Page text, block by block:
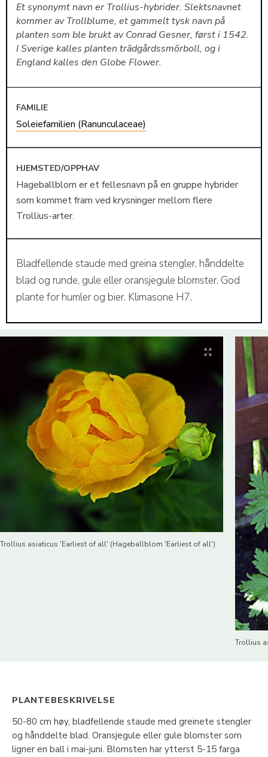
Et synonymt navn er Trollius-hybrider. Slektsnavnet
kommer av Trollblume, et gammelt tysk navn på
planten som ble brukt av Conrad Gesner, først i 1542.
I Sverige kalles planten trãdgårdssmõrboll, og i
England kalles den Globe Flower.
FAMILIE
Soleiefamilien (Ranunculaceae)
HJEMSTED/OPPHAV
Hageballblom er et fellesnavn på en gruppe hybrider
som kommet fram ved krysninger mellom flere
Trollius-arter.
Bladfellende staude med greina stengler, hånddelte
blad og runde, gule eller oransjegule blomster. God
plante for humler og bier. Klimasone H7.
Trollius asiaticus 'Earliest of all' (Hageballblom 'Earliest of all')
Trollius
PLANTEBESKRIVELSE
50-80 cm høy, bladfellende staude med greinete stengler
og hånddelte blad. Oransjegule eller gule blomster som
ligner en ball i mai-juni. Blomsten har ytterst 5-15 farga